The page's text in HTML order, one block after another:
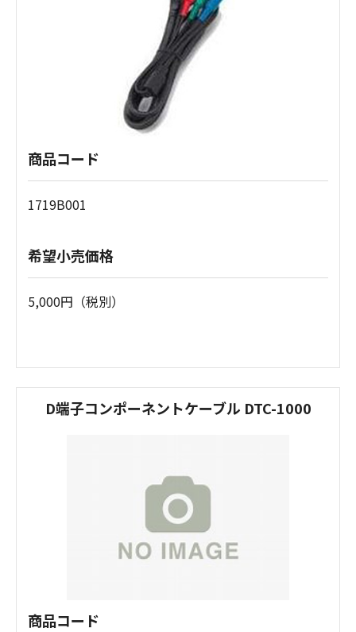
商品コード
1719B001
希望小売価格
5,000円（税別）
D端子コンポーネントケーブル DTC-1000
商品コード